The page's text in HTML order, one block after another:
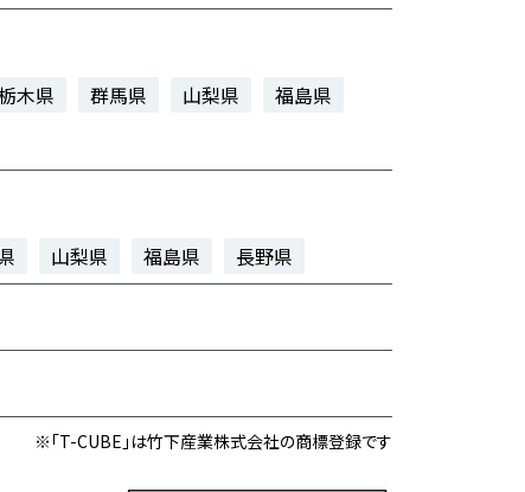
木県 群馬県 山梨県
福島県
山梨県 福島県 長野県
※「T-CUBE」は竹下産業株式会社の商標登録です